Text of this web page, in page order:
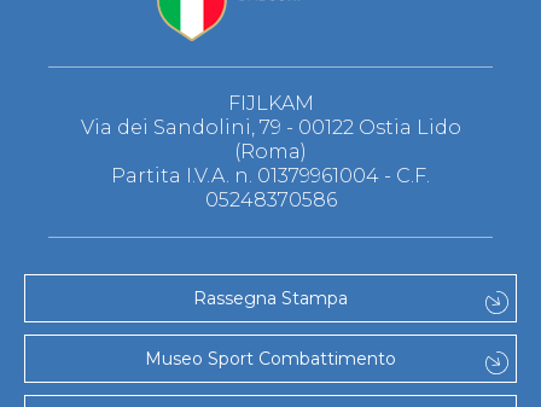
FIJLKAM
Via dei Sandolini, 79 - 00122 Ostia Lido
(Roma)
Partita I.V.A. n. 01379961004 - C.F.
05248370586
Rassegna Stampa
Museo Sport Combattimento